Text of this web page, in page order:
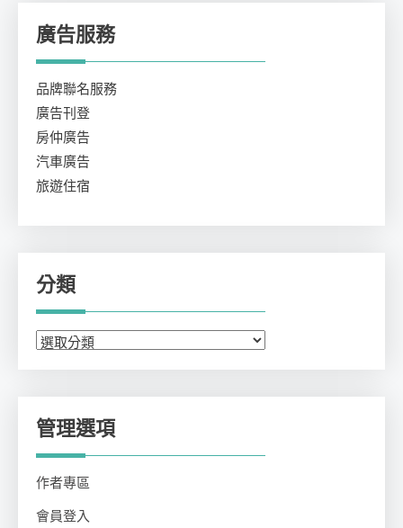
廣告服務
品牌聯名服務
廣告刊登
房仲廣告
汽車廣告
旅遊住宿
分類
分
管理選項
作者專區
會員登入